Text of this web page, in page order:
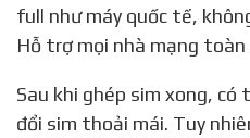
full như máy quốc tế,
Hỗ trợ mọi nhà mạng
Sau khi ghép sim xong, có thể tháo sim ghép và thay
đổi sim thoải mái. Tuy